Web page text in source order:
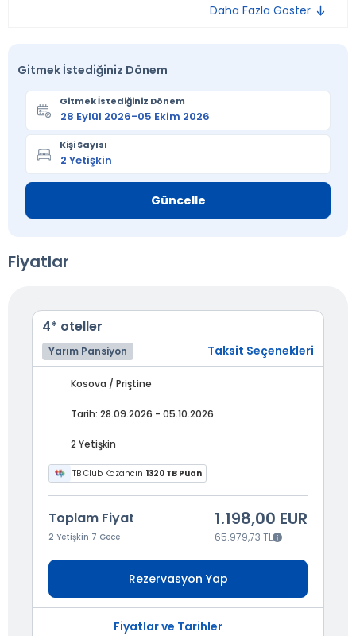
Daha Fazla Göster
Gitmek İstediğiniz Dönem
Gitmek İstediğiniz Dönem
Kişi Sayısı
Güncelle
Fiyatlar
4* oteller
Yarım Pansiyon Taksit Seçenekleri
Kosova / Priştine
Tarih: 28.09.2026 - 05.10.2026
2 Yetişkin
TB Club Kazancın 1320 TB Puan
Toplam Fiyat
2 Yetişkin 7 Gece
1.198,00 EUR
65.979,73 TL
Rezervasyon Yap
Fiyatlar ve Tarihler